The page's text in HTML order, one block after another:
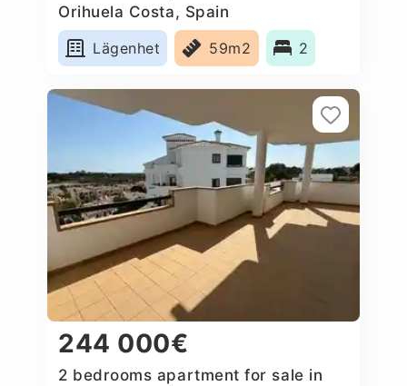
Orihuela Costa, Spain
Lägenhet
59m2 2
244 000€
2 bedrooms apartment for sale in